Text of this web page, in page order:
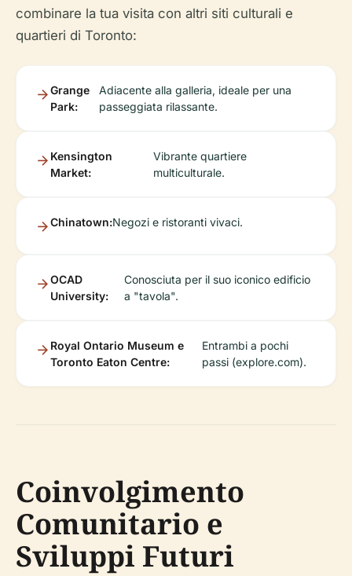
combinare la tua visita con altri siti culturali e
quartieri di Toronto:
Grange
Park:
Adiacente alla galleria, ideale per una
passeggiata rilassante.
Kensington
Market:
Vibrante quartiere
multiculturale.
Chinatown:Negozi e ristoranti vivaci.
OCAD
University:
Conosciuta per il suo iconico edificio
a "tavola".
Royal Ontario Museum e
Toronto Eaton Centre:
Entrambi a pochi
passi (explore.com).
Coinvolgimento
Comunitario e
Sviluppi Futuri